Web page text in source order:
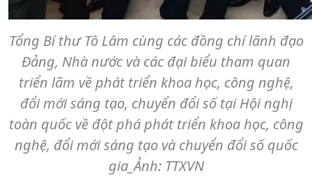
Tổng Bí thư Tô Lâm cùng các đồng chí lãnh đạo
Đảng, Nhà nước và các đại biểu tham quan
triển lãm về phát triển khoa học, công nghệ,
đổi mới sáng tạo, chuyển đổi số tại Hội nghị
toàn quốc về đột phá phát triển khoa học, công
nghệ, đổi mới sáng tạo và chuyển đổi số quốc
gia_Ảnh: TTXVN